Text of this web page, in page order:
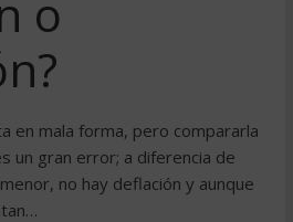
o
en mala forma, pero compararla
un gran error; a diferencia de
no hay deflación y aunque